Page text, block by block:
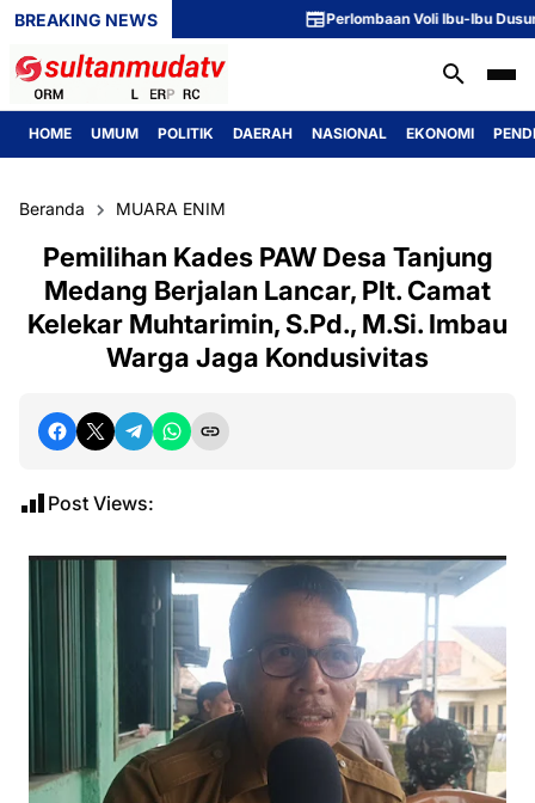
BREAKING NEWS Perlombaan Voli Ibu-Ibu Dusun 1
HOME UMUM POLITIK DAERAH NASIONAL EKONOMI
Beranda MUARA ENIM
Pemilihan Kades PAW Desa Tanjung
Medang Berjalan Lancar, Plt. Camat
Kelekar Muhtarimin, S.Pd., M.Si. Imbau
Warga Jaga Kondusivitas
Post Views: